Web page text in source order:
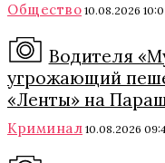
Общество 10.08.2026
Водителя
угрожающий
«Ленты» на
Криминал 10.08.2026